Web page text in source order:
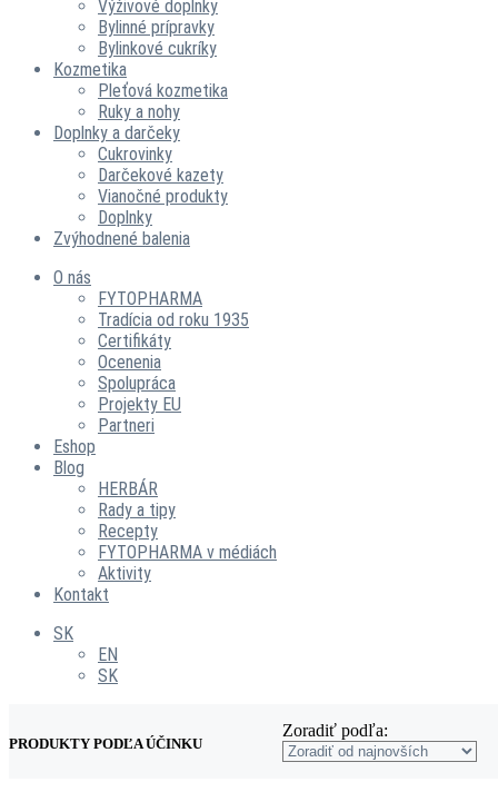
Výživové doplnky
Bylinné prípravky
Bylinkové cukríky
Kozmetika
Pleťová kozmetika
Ruky a nohy
Doplnky a darčeky
Cukrovinky
Darčekové kazety
Vianočné produkty
Doplnky
Zvýhodnené balenia
O nás
FYTOPHARMA
Tradícia od roku 1935
Certifikáty
Ocenenia
Spolupráca
Projekty EU
Partneri
Eshop
Blog
HERBÁR
Rady a tipy
Recepty
FYTOPHARMA v médiách
Aktivity
Kontakt
SK
EN
SK
PRODUKTY PODĽA ÚČINKU
Zoradiť podľa: